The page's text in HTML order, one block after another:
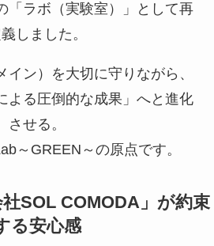
「ラボ（実験室）」として再
しました。
ン）を大切に守りながら、
よる圧倒的な成果」へと進化
させる。
～GREEN～の原点です。
SOL COMODA」が約束
る安心感